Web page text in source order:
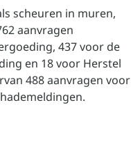
scheuren in muren,
aanvragen
437 voor de
en 18 voor Herstel
488 aanvragen voor